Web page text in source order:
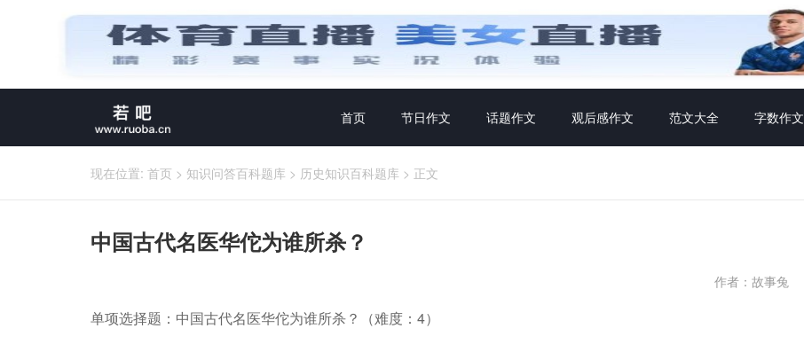
首页 节日作文 话题作文 观后感作文 范文大全 字数作文
现在位置: 首页 > 知识问答百科题库 > 历史知识百科题库 > 正文
中国古代名医华佗为谁所杀？
作者：故事兔
单项选择题：中国古代名医华佗为谁所杀？（难度：4）